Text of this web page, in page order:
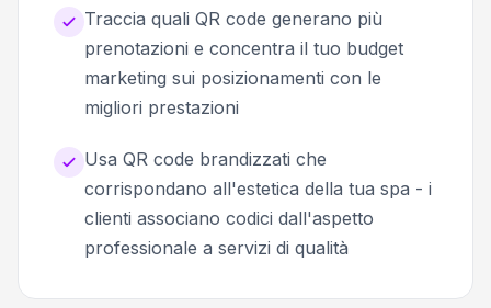
Traccia quali QR code generano più
prenotazioni e concentra il tuo budget
marketing sui posizionamenti con le
migliori prestazioni
Usa QR code brandizzati che
corrispondano all'estetica della tua spa - i
clienti associano codici dall'aspetto
professionale a servizi di qualità